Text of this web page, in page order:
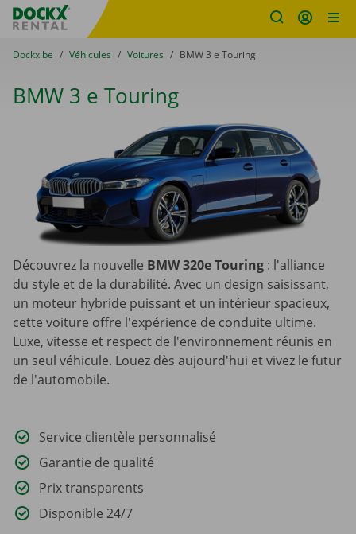
sitename
You are here:
du
Dockx.be to
Véhicules to
Voitures to
BMW 3 e Touring
BMW 3 e Touring
Découvrez la nouvelle BMW 320e Touring : l'alliance
du style et de la durabilité. Avec un design saisissant,
un moteur hybride puissant et un intérieur spacieux,
cette voiture offre l'expérience de conduite ultime.
Luxe, vitesse et respect de l'environnement réunis en
un seul véhicule. Louez dès aujourd'hui et vivez le futur
de l'automobile.
Service clientèle personnalisé
Garantie de qualité
Prix transparents
Disponible 24/7